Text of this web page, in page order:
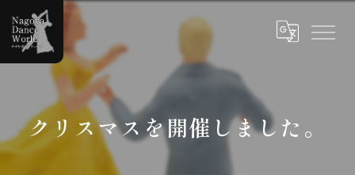
クリスマスを開催しました。